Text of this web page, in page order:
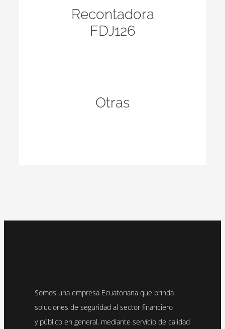
Recontadora
FDJ126
Otras
Somos una empresa Ecuatoriana que brinda
soluciones de seguridad al sector financiero
y público en general, mediante servicio de calidad